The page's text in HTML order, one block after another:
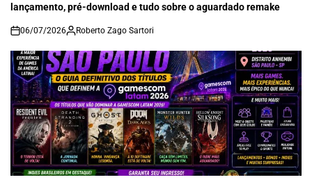
lançamento, pré-download e tudo sobre o aguardado remake
on
06/07/2026 Roberto Zago Sartori